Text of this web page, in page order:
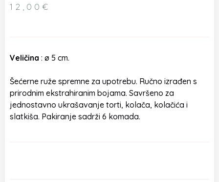
12,00 €
Veličina : ø 5 cm.
Šećerne ruže spremne za upotrebu. Ručno izrađen s
prirodnim ekstrahiranim bojama. Savršeno za
jednostavno ukrašavanje torti, kolača, kolačića i
slatkiša. Pakiranje sadrži 6 komada.